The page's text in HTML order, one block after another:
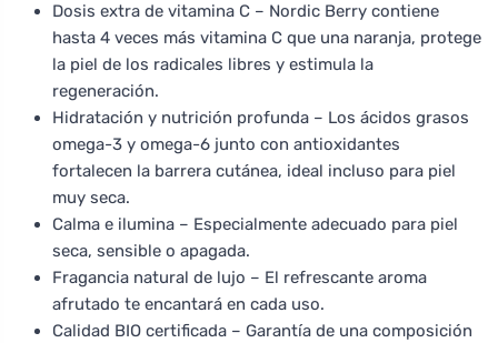
Dosis extra de vitamina C – Nordic Berry contiene
hasta 4 veces más vitamina C que una naranja, protege
la piel de los radicales libres y estimula la
regeneración.
Hidratación y nutrición profunda – Los ácidos grasos
omega-3 y omega-6 junto con antioxidantes
fortalecen la barrera cutánea, ideal incluso para piel
muy seca.
Calma e ilumina – Especialmente adecuado para piel
seca, sensible o apagada.
Fragancia natural de lujo – El refrescante aroma
afrutado te encantará en cada uso.
Calidad BIO certificada – Garantía de una composición